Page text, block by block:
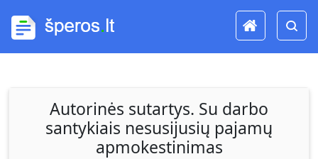
Autorinės sutartys. Su darbo
santykiais nesusijusių pajamų
apmokestinimas